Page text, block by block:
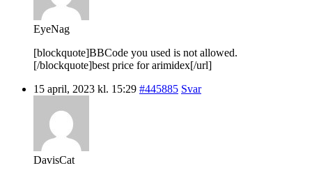
EyeNag
[blockquote]BBCode you used is not allowed.
[/blockquote]best price for arimidex[/url]
15 april, 2023 kl. 15:29 #445885 Svar
DavisCat